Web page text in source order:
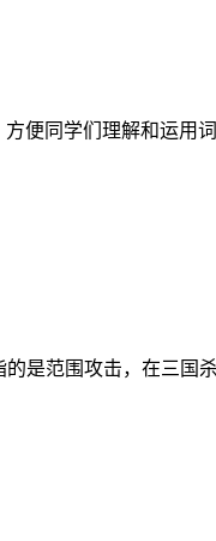
便同学们理解和运用
是范围攻击，在三